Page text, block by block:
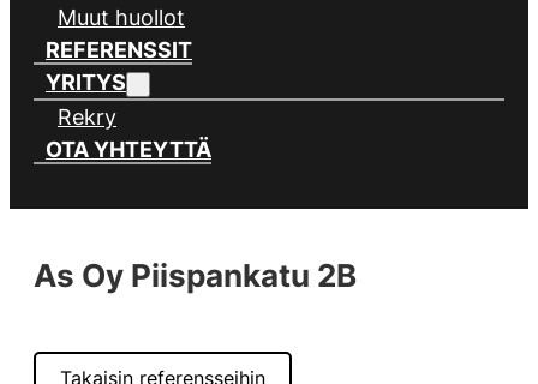
Muut huollot
REFERENSSIT
YRITYS
Rekry
OTA YHTEYTTÄ
As Oy Piispankatu 2B
Takaisin referensseihin